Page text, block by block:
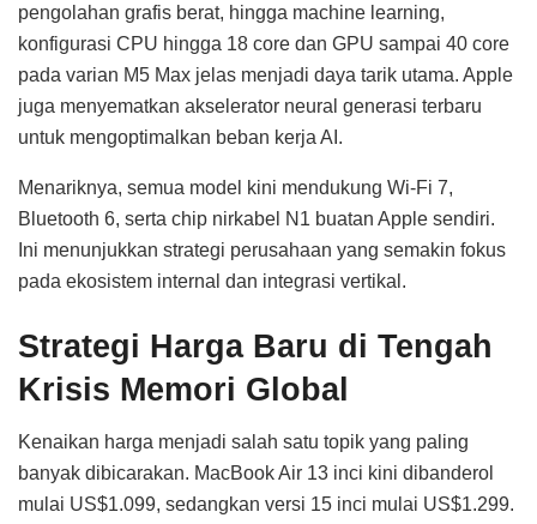
pengolahan grafis berat, hingga machine learning,
konfigurasi CPU hingga 18 core dan GPU sampai 40 core
pada varian M5 Max jelas menjadi daya tarik utama. Apple
juga menyematkan akselerator neural generasi terbaru
untuk mengoptimalkan beban kerja AI.
Menariknya, semua model kini mendukung Wi-Fi 7,
Bluetooth 6, serta chip nirkabel N1 buatan Apple sendiri.
Ini menunjukkan strategi perusahaan yang semakin fokus
pada ekosistem internal dan integrasi vertikal.
Strategi Harga Baru di Tengah
Krisis Memori Global
Kenaikan harga menjadi salah satu topik yang paling
banyak dibicarakan. MacBook Air 13 inci kini dibanderol
mulai US$1.099, sedangkan versi 15 inci mulai US$1.299.